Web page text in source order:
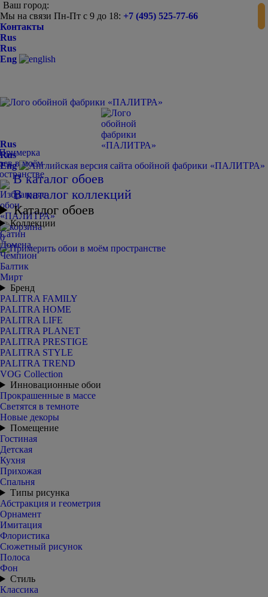
Ваш город:
Мы на связи Пн-Пт с 9 до 18: +7 (495) 525-77-66
Контакты
Rus
Rus
Eng
0
Rus
Rus
Eng
В каталог обоев
В каталог коллекций
Каталог обоев
Коллекции
Сатин
Домена
Чемпион
Балтик
Мирт
Бренд
PALITRA FAMILY
PALITRA HOME
PALITRA LIFE
PALITRA PLANET
PALITRA PRESTIGE
PALITRA STYLE
PALITRA TREND
VOG Collection
Инновационные обои
Прокрашенные в массе
Светятся в темноте
Новые декоры
Помещение
Гостиная
Детская
Кухня
Прихожая
Спальня
Типы рисунка
Абстракция и геометрия
Орнамент
Имитация
Флористика
Сюжетный рисунок
Полоса
Фон
Стиль
Классика